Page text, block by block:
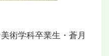
術学科卒業生・蒼月